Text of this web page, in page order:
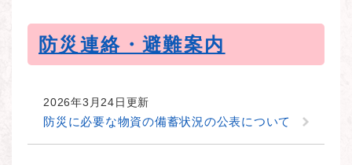
防災連絡・避難案内
2026年3月24日更新
防災に必要な物資の備蓄状況の公表について